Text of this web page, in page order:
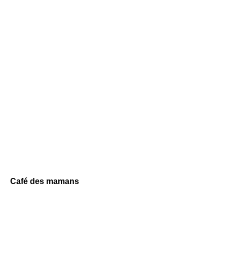
Café des mamans